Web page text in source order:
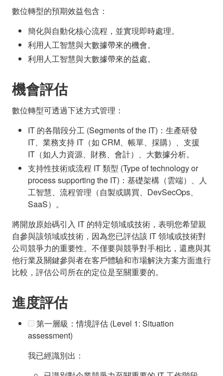
數位轉型的預期效益包含：
簡化與自動化核心流程，並實現即時處理。
利用人工智慧與大數據帶來的機會。
利用人工智慧與大數據帶來的益處。
機會評估
數位轉型可透過下述方式管理：
IT 的各階段分工 (Segments of the IT)：生產研發
IT、業務支持 IT（如 CRM、帳單、採購）、支援
IT（如人力資源、財務、會計）、大數據分析。
支持性技術或流程 IT 類型 (Type of technology or
process supporting the IT)：基礎架構（雲端）、人
工智慧、流程管理（自製或購買、DevSecOps、
SaaS）。
將開放原始碼引入 IT 的特定領域或技術，表明您希望親
自參與該領域或技術，因為您已評估該 IT 領域或技術對
公司競爭力的重要性。不僅要與競爭對手相比，還應與其
他行業及關鍵參與者在客戶體驗和市場解決方案方面進行
比較，評估公司所在的定位是至關重要的。
進度評估
第一層級：情境評估 (Level 1: Situation
assessment)
我已經識別出：